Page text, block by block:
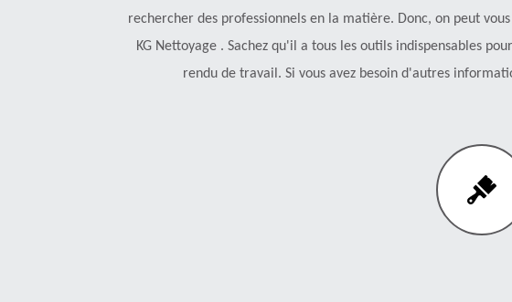
rechercher des professionnels en la matière. Donc, on peut
KG Nettoyage . Sachez qu'il a tous les outils indispensables
rendu de travail. Si vous avez besoin d'autres